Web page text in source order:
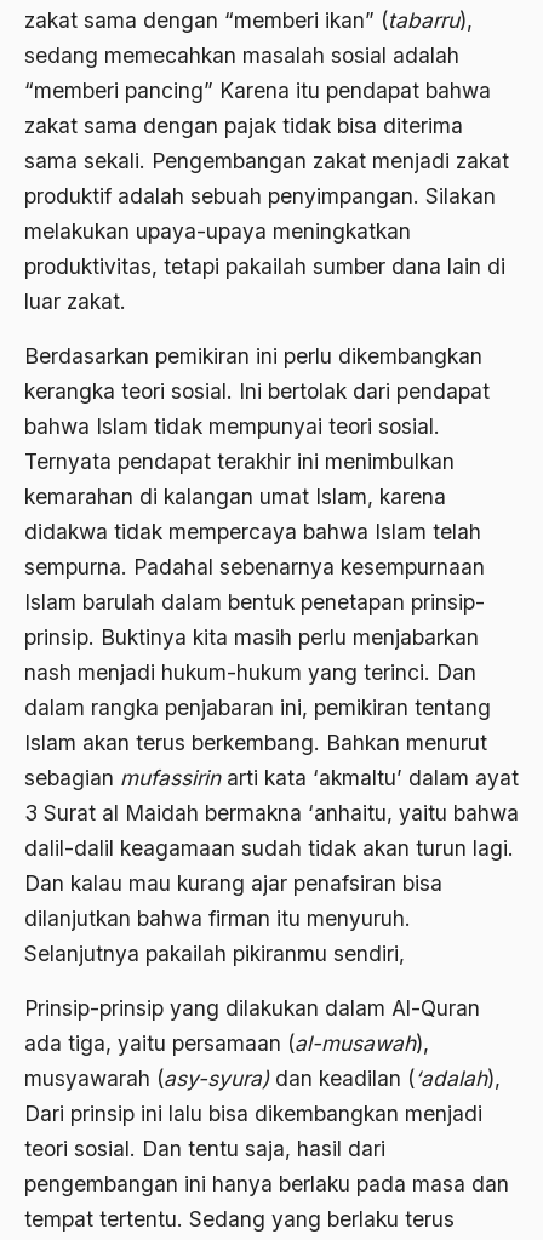
zakat sama dengan “memberi ikan” (tabarru),
sedang memecahkan masalah sosial adalah
“memberi pancing” Karena itu pendapat bahwa
zakat sama dengan pajak tidak bisa diterima
sama sekali. Pengembangan zakat menjadi zakat
produktif adalah sebuah penyimpangan. Silakan
melakukan upaya-upaya meningkatkan
produktivitas, tetapi pakailah sumber dana lain di
luar zakat.
Berdasarkan pemikiran ini perlu dikembangkan
kerangka teori sosial. Ini bertolak dari pendapat
bahwa Islam tidak mempunyai teori sosial.
Ternyata pendapat terakhir ini menimbulkan
kemarahan di kalangan umat Islam, karena
didakwa tidak mempercaya bahwa Islam telah
sempurna. Padahal sebenarnya kesempurnaan
Islam barulah dalam bentuk penetapan prinsip-
prinsip. Buktinya kita masih perlu menjabarkan
nash menjadi hukum-hukum yang terinci. Dan
dalam rangka penjabaran ini, pemikiran tentang
Islam akan terus berkembang. Bahkan menurut
sebagian mufassirinarti kata ‘akmaltu’ dalam ayat
3 Surat al Maidah bermakna ‘anhaitu, yaitu bahwa
dalil-dalil keagamaan sudah tidak akan turun lagi.
Dan kalau mau kurang ajar penafsiran bisa
dilanjutkan bahwa firman itu menyuruh.
Selanjutnya pakailah pikiranmu sendiri,
Prinsip-prinsip yang dilakukan dalam Al-Quran
ada tiga, yaitu persamaan (al-musawah),
musyawarah (asy-syura)dan keadilan (‘adalah),
Dari prinsip ini lalu bisa dikembangkan menjadi
teori sosial. Dan tentu saja, hasil dari
pengembangan ini hanya berlaku pada masa dan
tempat tertentu. Sedang yang berlaku terus
Aktivis Muda
akulturasi budaya
Al Asnawi
Al-Azhar
Al-Ghazali
Al-Ikhwanu Al-Muslimun
Al-Ikhwanul Muslimin
al-Khalil Ibnu Ahmad al-Farahidi
Al-Maududi
Al-qua'an dan Hadist
al-quran
Alexander Solzhenitsyin
Ali Khomeini
Ali Murtopo
Ali Shariati
Ali Sidikin
Ali Syahbana
Aliran AHmadiyah
Aliran Kepercayaan
Alistair Cook
Allah
ALmanak
Alternatif Moral
Alternatif Nilai
Alternatif Politis